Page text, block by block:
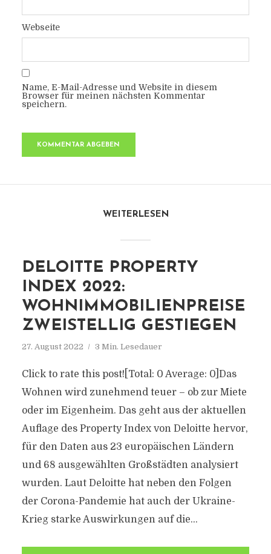
Webseite
Name, E-Mail-Adresse und Website in diesem
Browser für meinen nächsten Kommentar
speichern.
WEITERLESEN
DELOITTE PROPERTY
INDEX 2022:
WOHNIMMOBILIENPREISE
ZWEISTELLIG GESTIEGEN
27. August 2022 3 Min. Lesedauer
Click to rate this post![Total: 0 Average: 0]Das
Wohnen wird zunehmend teuer – ob zur Miete
oder im Eigenheim. Das geht aus der aktuellen
Auflage des Property Index von Deloitte hervor,
für den Daten aus 23 europäischen Ländern
und 68 ausgewählten Großstädten analysiert
wurden. Laut Deloitte hat neben den Folgen
der Corona-Pandemie hat auch der Ukraine-
Krieg starke Auswirkungen auf die...